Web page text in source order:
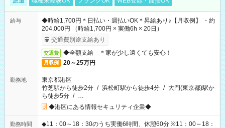
給与
◆時給1,700円＊日払い・週払いOK＊昇給あり♪【月収例】 ・約
204,000円 （時給1,700円 × 実働6h × 20日）
交通費別途支給あり
交通費 ◆全額支給 ＊家が少し遠くても安心！
月収例 20～25万円
勤務地
東京都港区
竹芝駅から徒歩2分 / 浜松町駅から徒歩4分 / 大門(東京都)駅か
ら徒歩5分 / …
◆港区にある情報セキュリティ企業◆
勤務時間
◆11：00～18：30のうち実働6時間、休憩60分 ※11：00～18：